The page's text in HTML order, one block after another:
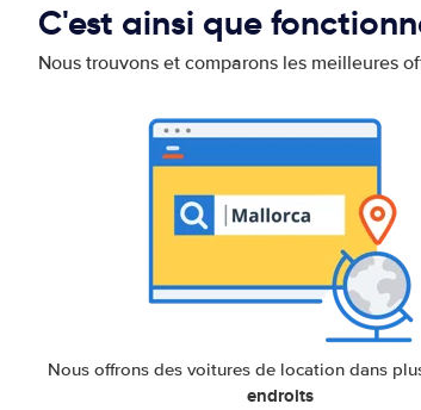
C'est ainsi que
Nous trouvons et comparons les meilleures
Nous offrons des voitures de location dans
endroits